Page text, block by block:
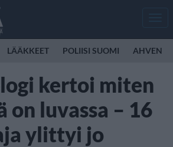
LÄÄKKEET POLIISI SUOMI AHVEN
kertoi miten
on luvassa – 16
ylittyi jo